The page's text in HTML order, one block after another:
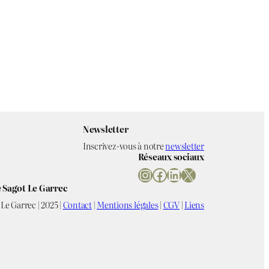
Newsletter
Inscrivez-vous à notrenewsletter
Réseaux sociaux
InstagramFacebook LinkedIn X
Le Garrec
Garrec | 2025 |Contact|Mentions légales|CGV|Liens